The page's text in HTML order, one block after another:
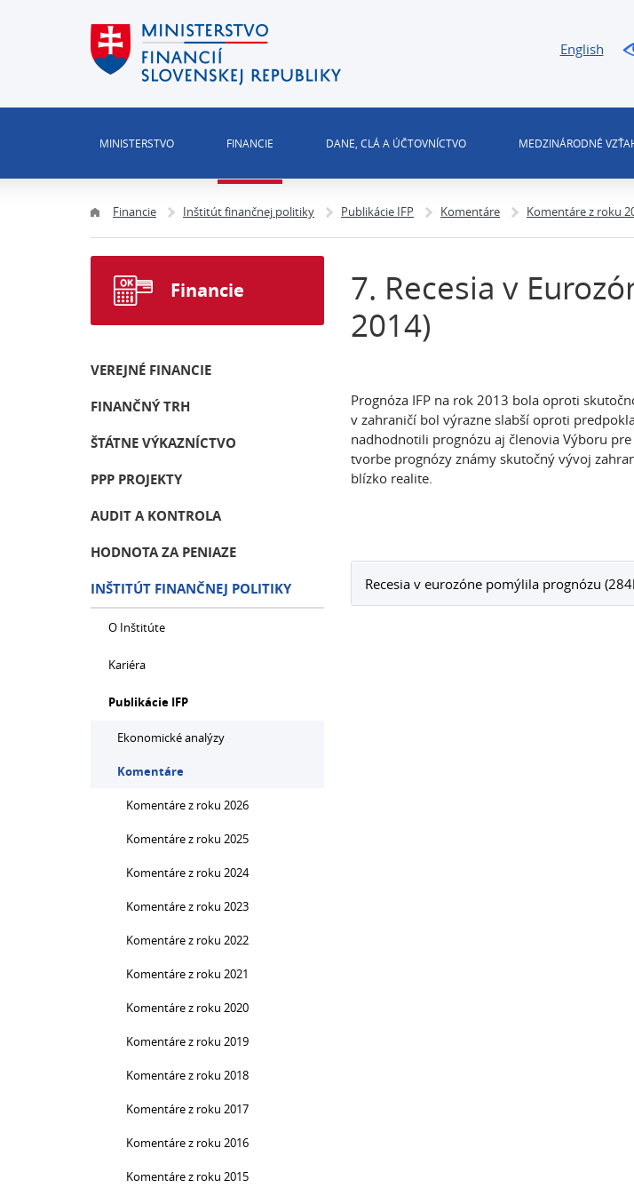
English
MINISTERSTVO FINANCIE DANE, CLÁ A ÚČTOVNÍCTVO MEDZINÁRODNÉ
Financie Inštitút finančnej politiky Publikácie IFP Komentáre Komentáre z roku
7. Recesia v
2014)
Prognóza IFP na rok 2013 bola oproti
v zahraničí bol výrazne slabší oproti
nadhodnotili prognózu aj členovia Výboru
tvorbe prognózy známy skutočný vývoj
blízko realite.
Recesia v eurozóne pomýlila prognózu
Financie
VEREJNÉ FINANCIE
FINANČNÝ TRH
ŠTÁTNE VÝKAZNÍCTVO
PPP PROJEKTY
AUDIT A KONTROLA
HODNOTA ZA PENIAZE
INŠTITÚT FINANČNEJ POLITIKY
O Inštitúte
Kariéra
Publikácie IFP
Ekonomické analýzy
Komentáre
Komentáre z roku 2026
Komentáre z roku 2025
Komentáre z roku 2024
Komentáre z roku 2023
Komentáre z roku 2022
Komentáre z roku 2021
Komentáre z roku 2020
Komentáre z roku 2019
Komentáre z roku 2018
Komentáre z roku 2017
Komentáre z roku 2016
Komentáre z roku 2015